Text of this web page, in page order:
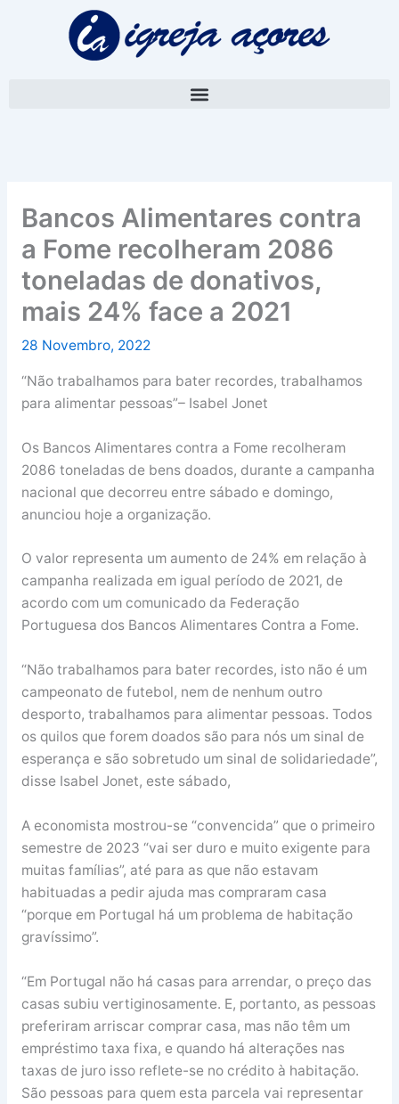
Bancos Alimentares contra
a Fome recolheram 2086
toneladas de donativos,
mais 24% face a 2021
28 Novembro, 2022
“Não trabalhamos para bater recordes, trabalhamos
para alimentar pessoas”– Isabel Jonet
Os Bancos Alimentares contra a Fome recolheram
2086 toneladas de bens doados, durante a campanha
nacional que decorreu entre sábado e domingo,
anunciou hoje a organização.
O valor representa um aumento de 24% em relação à
campanha realizada em igual período de 2021, de
acordo com um comunicado da Federação
Portuguesa dos Bancos Alimentares Contra a Fome.
“Não trabalhamos para bater recordes, isto não é um
campeonato de futebol, nem de nenhum outro
desporto, trabalhamos para alimentar pessoas. Todos
os quilos que forem doados são para nós um sinal de
esperança e são sobretudo um sinal de solidariedade”,
disse Isabel Jonet, este sábado,
A economista mostrou-se “convencida” que o primeiro
semestre de 2023 “vai ser duro e muito exigente para
muitas famílias”, até para as que não estavam
habituadas a pedir ajuda mas compraram casa
“porque em Portugal há um problema de habitação
gravíssimo”.
“Em Portugal não há casas para arrendar, o preço das
casas subiu vertiginosamente. E, portanto, as pessoas
preferiram arriscar comprar casa, mas não têm um
empréstimo taxa fixa, e quando há alterações nas
taxas de juro isso reflete-se no crédito à habitação.
São pessoas para quem esta parcela vai representar